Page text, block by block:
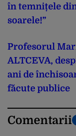
în temnițele
soarele!”
Profesorul
ALTCEVA,
ani de
făcute publice
Comentarii